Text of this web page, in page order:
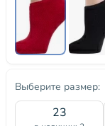
Выберите размер:
23